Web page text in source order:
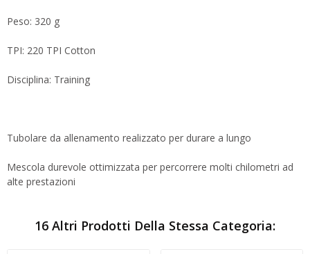
Peso: 320 g
TPI: 220 TPI Cotton
Disciplina: Training
Tubolare da allenamento realizzato per durare a lungo
Mescola durevole ottimizzata per percorrere molti chilometri ad
alte prestazioni
16 Altri Prodotti Della Stessa Categoria: